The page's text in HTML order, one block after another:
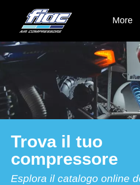
More
Trova il tuo
compressore
Esplora il catalogo online